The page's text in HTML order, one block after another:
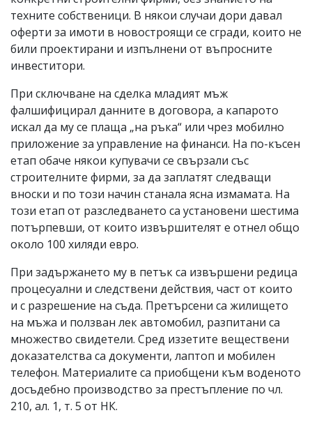
техните собственици. В някои случаи дори давал
оферти за имоти в новостроящи се сгради, които не
били проектирани и изпълнени от въпросните
инвеститори.
При сключване на сделка младият мъж
фалшифицирал данните в договора, а капарото
искал да му се плаща „на ръка“ или чрез мобилно
приложение за управление на финанси. На по-късен
етап обаче някои купувачи се свързали със
строителните фирми, за да заплатят следващи
вноски и по този начин станала ясна измамата. На
този етап от разследването са установени шестима
потърпевши, от които извършителят е отнел общо
около 100 хиляди евро.
При задържането му в петък са извършени редица
процесуални и следствени действия, част от които
и с разрешение на съда. Претърсени са жилището
на мъжа и ползван лек автомобил, разпитани са
множество свидетели. Сред иззетите веществени
доказателства са документи, лаптоп и мобилен
телефон. Материалите са приобщени към воденото
досъдебно производство за престъпление по чл.
210, ал. 1, т. 5 от НК.